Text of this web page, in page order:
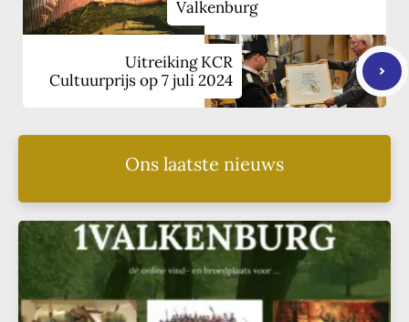
Valkenburg
Uitreiking KCR
Cultuurprijs op 7 juli 2024
Ons laatste nieuws